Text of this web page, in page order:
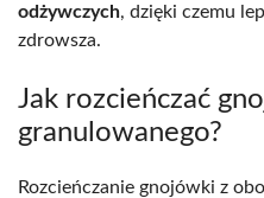
odżywczych, dzięki czemu
zdrowsza.
Jak rozcieńczać
granulowanego?
Rozcieńczanie gnojówki z